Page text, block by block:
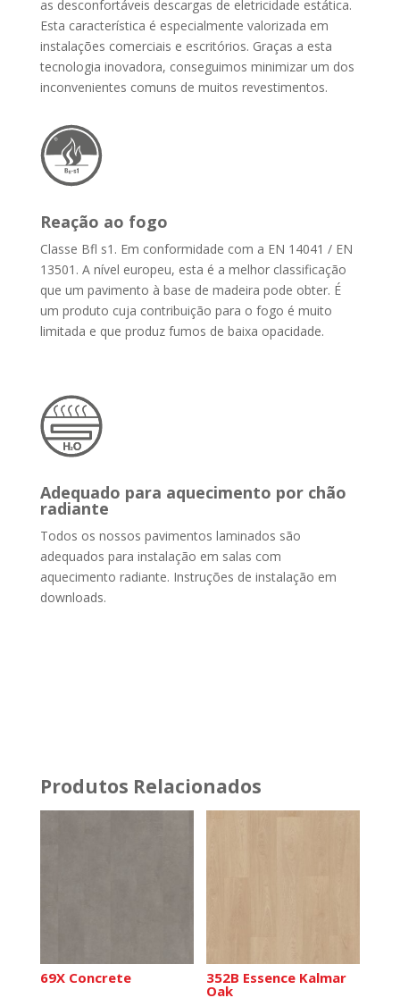
as desconfortáveis descargas de eletricidade estática.
Esta característica é especialmente valorizada em
instalações comerciais e escritórios. Graças a esta
tecnologia inovadora, conseguimos minimizar um dos
inconvenientes comuns de muitos revestimentos.
Reação ao fogo
Classe Bfl s1. Em conformidade com a EN 14041 / EN
13501. A nível europeu, esta é a melhor classificação
que um pavimento à base de madeira pode obter. É
um produto cuja contribuição para o fogo é muito
limitada e que produz fumos de baixa opacidade.
Adequado para aquecimento por chão
radiante
Todos os nossos pavimentos laminados são
adequados para instalação em salas com
aquecimento radiante. Instruções de instalação em
downloads.
Produtos Relacionados
69X Concrete 352B Essence Kalmar
Oak